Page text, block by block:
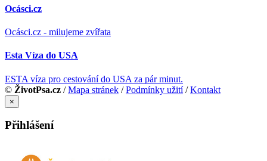
Ocásci.cz
Ocásci.cz - milujeme zvířata
Esta Víza do USA
ESTA víza pro cestování do USA za pár minut.
© ŽivotPsa.cz /Mapa stránek /Podmínky užití/Kontakt
×
Přihlášení